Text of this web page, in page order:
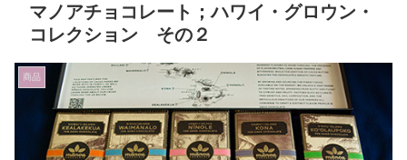
マノアチョコレート；ハワイ・グロウン・
コレクション その２
商品